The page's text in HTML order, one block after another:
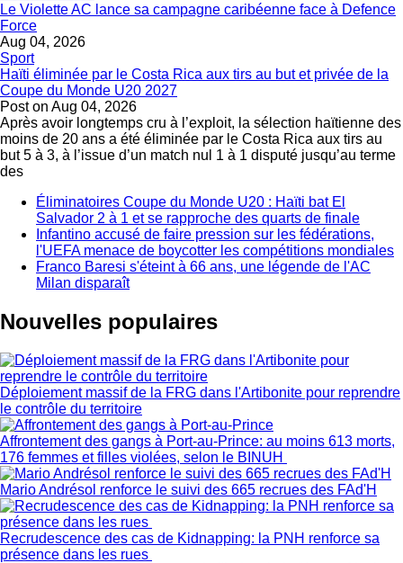
Le Violette AC lance sa campagne caribéenne face à Defence
Force
Aug 04, 2026
Sport
Haïti éliminée par le Costa Rica aux tirs au but et privée de la
Coupe du Monde U20 2027
Post on Aug 04, 2026
Après avoir longtemps cru à l’exploit, la sélection haïtienne des
moins de 20 ans a été éliminée par le Costa Rica aux tirs au
but 5 à 3, à l’issue d’un match nul 1 à 1 disputé jusqu’au terme
des
Éliminatoires Coupe du Monde U20 : Haïti bat El
Salvador 2 à 1 et se rapproche des quarts de finale
Infantino accusé de faire pression sur les fédérations,
l'UEFA menace de boycotter les compétitions mondiales
Franco Baresi s'éteint à 66 ans, une légende de l'AC
Milan disparaît
Nouvelles populaires
Déploiement massif de la FRG dans l'Artibonite pour reprendre
le contrôle du territoire
Affrontement des gangs à Port-au-Prince: au moins 613 morts,
176 femmes et filles violées, selon le BINUH
Mario Andrésol renforce le suivi des 665 recrues des FAd'H
Recrudescence des cas de Kidnapping: la PNH renforce sa
présence dans les rues